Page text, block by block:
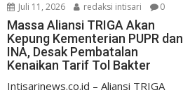
Juli 11, 2026 redaksi intisari 0
Massa Aliansi TRIGA Akan
Kepung Kementerian PUPR dan
INA, Desak Pembatalan
Kenaikan Tarif Tol Bakter
Intisarinews.co.id – Aliansi TRIGA